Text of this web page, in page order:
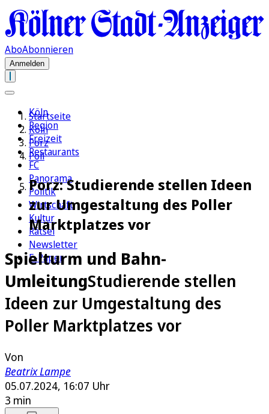
AboAbonnieren
Anmelden
Köln
Region
Freizeit
Restaurants
FC
Panorama
Politik
Wirtschaft
Kultur
Rätsel
Newsletter
E-Paper
Startseite
Köln
Porz
Poll
Porz: Studierende stellen Ideen
zur Umgestaltung des Poller
Marktplatzes vor
Spielturm und Bahn-
UmleitungStudierende stellen
Ideen zur Umgestaltung des
Poller Marktplatzes vor
Von
Beatrix Lampe
05.07.2024, 16:07 Uhr
3 min